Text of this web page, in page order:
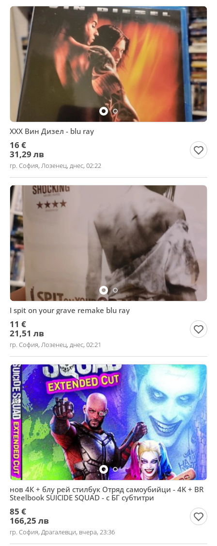
XXX Вин Дизел - blu ray
16 €
31,29 лв
гр. София, Лозенец, днес, 02:22
I spit on your grave remake blu ray
11 €
21,51 лв
гр. София, Лозенец, днес, 02:21
нов 4К + блу рей стилбук Отряд самоубийци - 4K + BR
Steelbook SUICIDE SQUAD - с БГ субтитри
85 €
166,25 лв
гр. София, Драгалевци, вчера, 23:36